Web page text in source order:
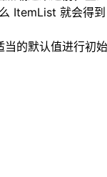
ItemList 就会得
的默认值进行初始